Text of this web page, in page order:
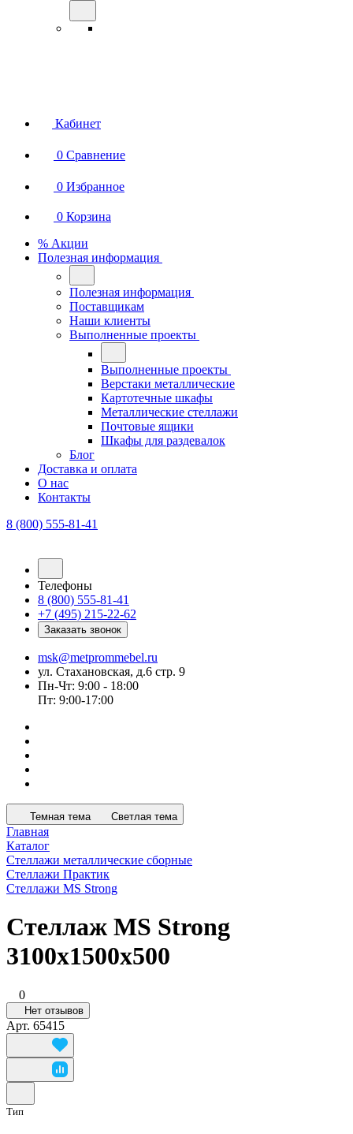
Кабинет
0 Сравнение
0 Избранное
0 Корзина
% Акции
Полезная информация
Полезная информация
Поставщикам
Наши клиенты
Выполненные проекты
Выполненные проекты
Верстаки металлические
Картотечные шкафы
Металлические стеллажи
Почтовые ящики
Шкафы для раздевалок
Блог
Доставка и оплата
О нас
Контакты
8 (800) 555-81-41
Телефоны
8 (800) 555-81-41
+7 (495) 215-22-62
Заказать звонок
msk@metprommebel.ru
ул. Стахановская, д.6 стр. 9
Пн-Чт: 9:00 - 18:00
Пт: 9:00-17:00
Темная тема Светлая тема
Главная
Каталог
Стеллажи металлические сборные
Стеллажи Практик
Стеллажи MS Strong
Стеллаж MS Strong
3100x1500x500
0
Нет отзывов
Арт. 65415
Тип